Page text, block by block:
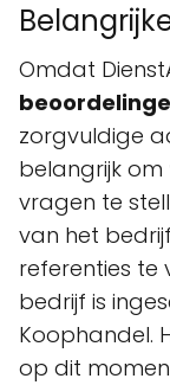
Omdat
zorgvuldige
belangrijk om
vragen te
van het
referenties te
bedrijf is
Koophandel.
op dit